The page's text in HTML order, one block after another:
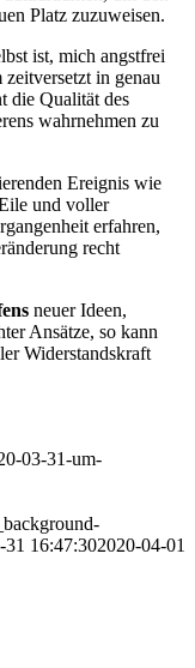
Platz zuzuweisen.
ist, mich angstfrei
in genau
die Qualität des
wahrnehmen zu
Ereignis wie
und voller
erfahren,
recht
neuer Ideen,
Ansätze, so kann
Widerstandskraft
03-31-um-
31 16:47:302020-04-01